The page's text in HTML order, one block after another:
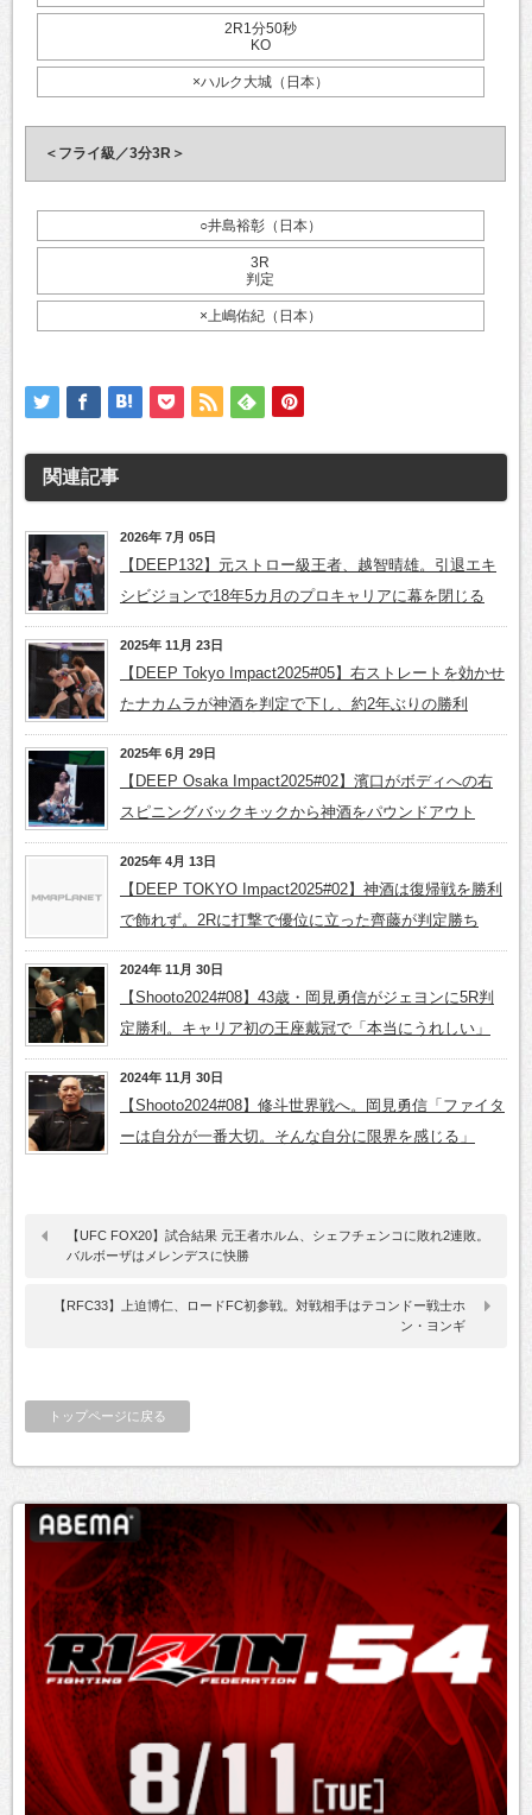
2R1分50秒
KO
×ハルク大城（日本）
＜フライ級／3分3R＞
○井島裕彰（日本）
3R
判定
×上嶋佑紀（日本）
関連記事
2026年 7月 05日
【DEEP132】元ストロー級王者、越智晴雄。引退エキ
シビジョンで18年5カ月のプロキャリアに幕を閉じる
2025年 11月 23日
【DEEP Tokyo Impact2025#05】右ストレートを効かせ
たナカムラが神酒を判定で下し、約2年ぶりの勝利
2025年 6月 29日
【DEEP Osaka Impact2025#02】濱口がボディへの右
スピニングバックキックから神酒をパウンドアウト
2025年 4月 13日
【DEEP TOKYO Impact2025#02】神酒は復帰戦を勝利
で飾れず。2Rに打撃で優位に立った齊藤が判定勝ち
2024年 11月 30日
【Shooto2024#08】43歳・岡見勇信がジェヨンに5R判
定勝利。キャリア初の王座戴冠で「本当にうれしい」
2024年 11月 30日
【Shooto2024#08】修斗世界戦へ。岡見勇信「ファイタ
ーは自分が一番大切。そんな自分に限界を感じる」
【UFC FOX20】試合結果 元王者ホルム、シェフチェンコに敗れ2連敗。
バルボーザはメレンデスに快勝
【RFC33】上迫博仁、ロードFC初参戦。対戦相手はテコンドー戦士ホ
ン・ヨンギ
トップページに戻る